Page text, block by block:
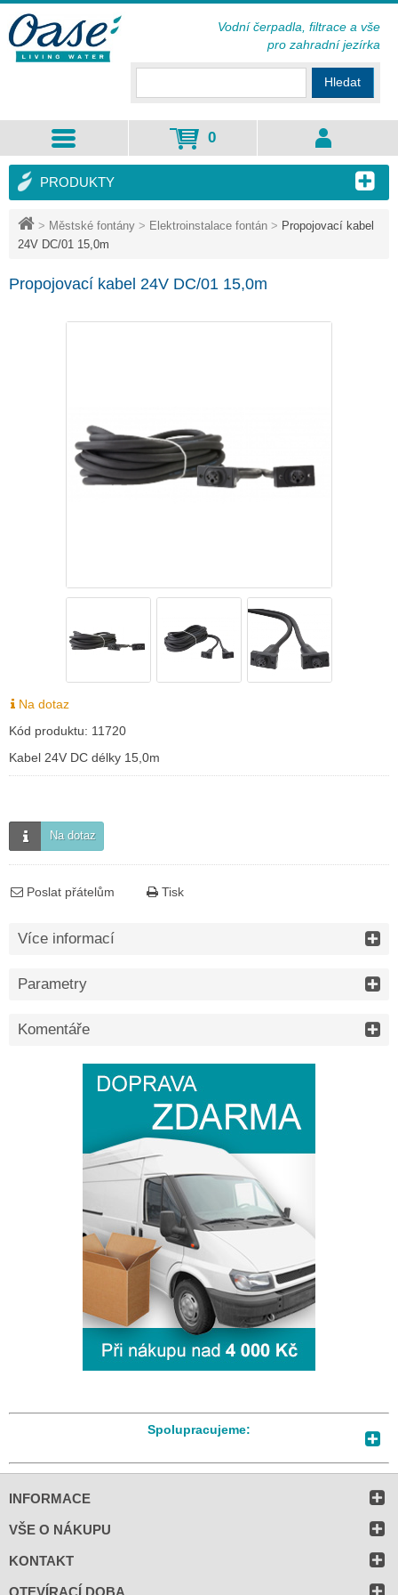
> Městské fontány > Elektroinstalace fontán > Propojovací kabel
24V DC/01 15,0m
Propojovací kabel 24V DC/01 15,0m
Na dotaz
Kód produktu: 11720
Kabel 24V DC délky 15,0m
Na dotaz
Poslat přátelům Tisk
Více informací
Parametry
Komentáře
PRODUKTY
Spolupracujeme:
Hledat
0
Vodní čerpadla, filtrace a vše
pro zahradní jezírka
INFORMACE
VŠE O NÁKUPU
KONTAKT
OTEVÍRACÍ DOBA